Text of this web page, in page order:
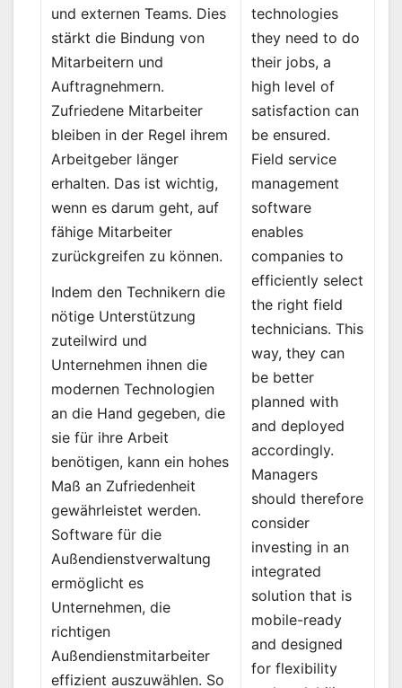
und externen Teams. Dies
stärkt die Bindung von
Mitarbeitern und
Auftragnehmern.
Zufriedene Mitarbeiter
bleiben in der Regel ihrem
Arbeitgeber länger
erhalten. Das ist wichtig,
wenn es darum geht, auf
fähige Mitarbeiter
zurückgreifen zu können.
Indem den Technikern die
nötige Unterstützung
zuteilwird und
Unternehmen ihnen die
modernen Technologien
an die Hand gegeben, die
sie für ihre Arbeit
benötigen, kann ein hohes
Maß an Zufriedenheit
gewährleistet werden.
Software für die
Außendienstverwaltung
ermöglicht es
Unternehmen, die
richtigen
Außendienstmitarbeiter
effizient auszuwählen. So
technologies
they need to do
their jobs, a
high level of
satisfaction can
be ensured.
Field service
management
software
enables
companies to
efficiently select
the right field
technicians. This
way, they can
be better
planned with
and deployed
accordingly.
Managers
should therefore
consider
investing in an
integrated
solution that is
mobile-ready
and designed
for flexibility